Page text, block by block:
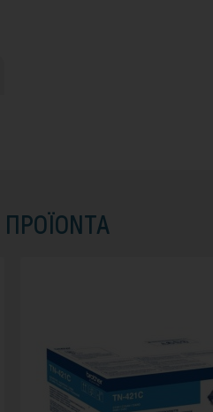
ΠΡΟΪΟΝΤΑ